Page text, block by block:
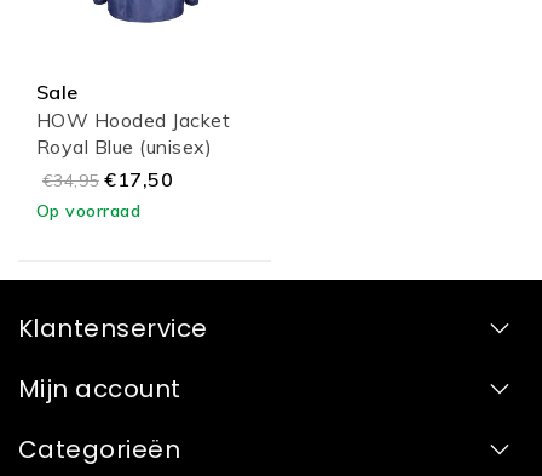
Sale
HOW Hooded Jacket
Royal Blue (unisex)
€34,95 €17,50
Op voorraad
Klantenservice
Mijn account
Categorieën